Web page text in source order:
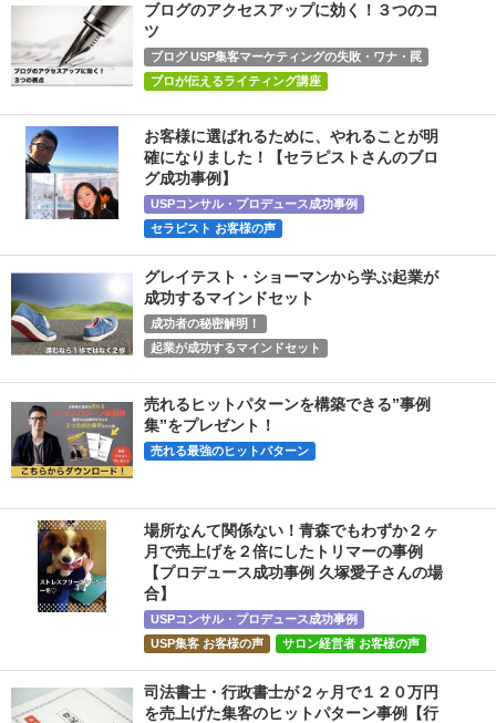
ブログのアクセスアップに効く！３つのコ
ツ
ブログ USP集客マーケティングの失敗・ワナ・罠
プロが伝えるライティング講座
お客様に選ばれるために、やれることが明
確になりました！【セラピストさんのブロ
グ成功事例】
USPコンサル・プロデュース成功事例
セラピスト お客様の声
グレイテスト・ショーマンから学ぶ起業が
成功するマインドセット
成功者の秘密解明！
起業が成功するマインドセット
売れるヒットパターンを構築できる”事例
集”をプレゼント！
売れる最強のヒットパターン
場所なんて関係ない！青森でもわずか２ヶ
月で売上げを２倍にしたトリマーの事例
【プロデュース成功事例 久塚愛子さんの場
合】
USPコンサル・プロデュース成功事例
USP集客 お客様の声
サロン経営者 お客様の声
司法書士・行政書士が２ヶ月で１２０万円
を売上げた集客のヒットパターン事例【行